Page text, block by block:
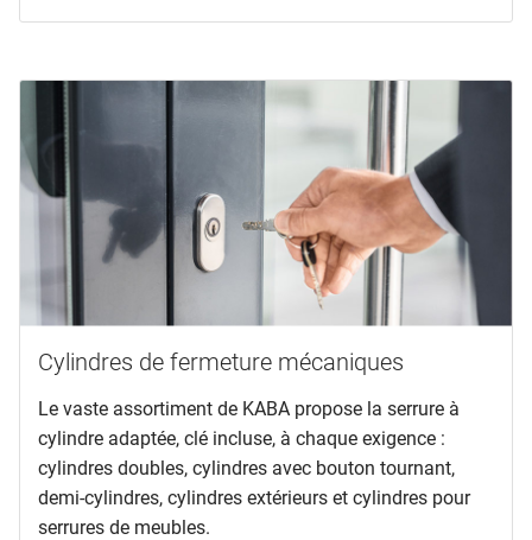
Cylindres de fermeture mécaniques
Le vaste assortiment de KABA propose la serrure à
cylindre adaptée, clé incluse, à chaque exigence :
cylindres doubles, cylindres avec bouton tournant,
demi-cylindres, cylindres extérieurs et cylindres pour
serrures de meubles.